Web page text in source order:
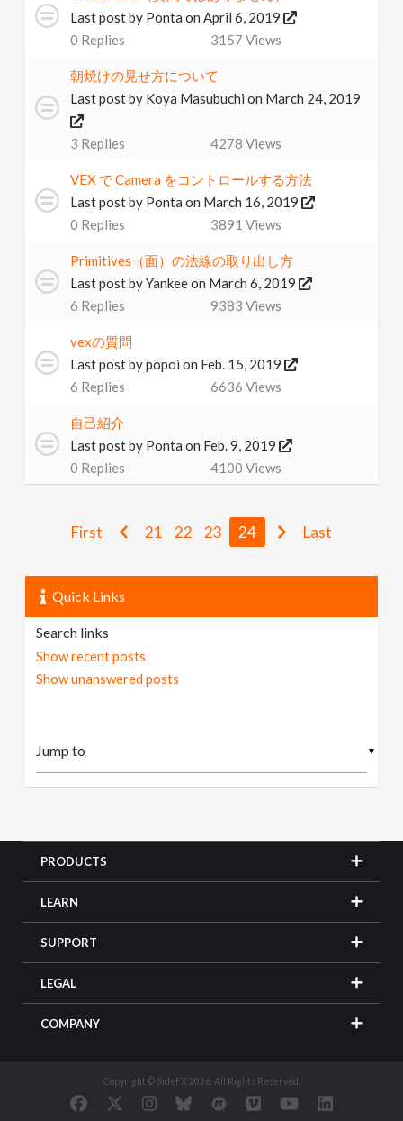
Last post by Ponta on April 6, 2019
0 Replies 3157 Views
朝焼けの見せ方について
Last post by Koya Masubuchi on March 24, 2019
3 Replies 4278 Views
VEX で Camera をコントロールする方法
Last post by Ponta on March 16, 2019
0 Replies 3891 Views
Primitives（面）の法線の取り出し方
Last post byYankeeon March 6, 2019
6 Replies 9383 Views
vexの質問
Last post bypopoi on Feb. 15, 2019
6 Replies 6636 Views
自己紹介
Last post by Ponta on Feb. 9, 2019
0 Replies 4100 Views
First 21 22 23 24 Last
Quick Links
Search links
Show recent posts
Show unanswered posts
▼
PRODUCTS
LEARN
SUPPORT
LEGAL
COMPANY
Copyright © SideFX 2026. All Rights Reserved.